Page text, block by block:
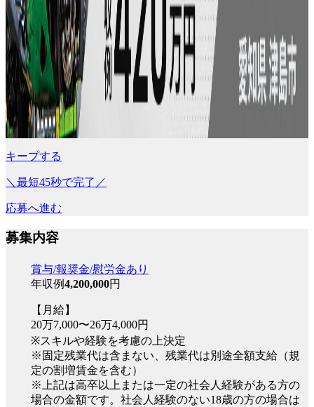
キープする
＼最短45秒で完了／
応募へ進む
募集内容
賞与/報奨金/慰労金あり
年収例4,200,000円
【月給】
20万7,000〜26万4,000円
※スキルや経験を考慮の上決定
※固定残業代は含まない、残業代は別途全額支給（規
定の割増賃金を含む）
※上記は高卒以上または一定の社会人経験がある方の
場合の金額です。社会人経験のない18歳の方の場合は